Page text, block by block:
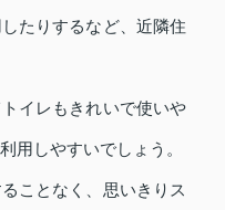
たりするなど、近隣住
イレもきれいで使いや
用しやすいでしょう。
ことなく、思いきりス